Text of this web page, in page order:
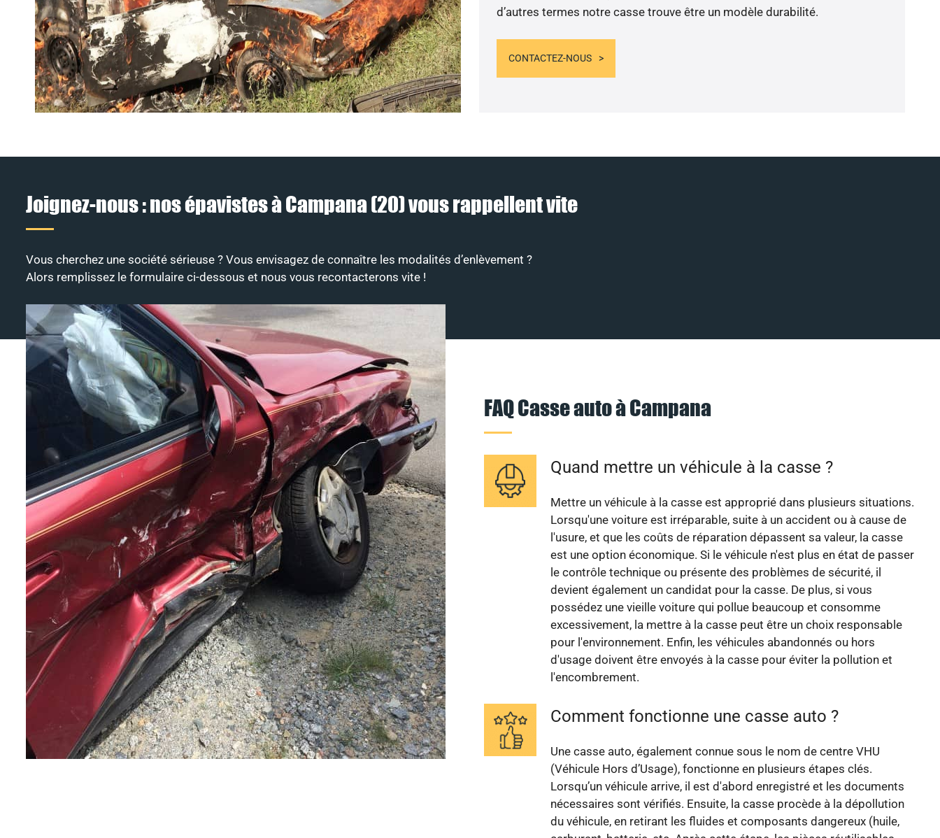
d’autres termes notre casse trouve être un modèle durabilité.
CONTACTEZ-NOUS
Joignez-nous : nos épavistes à Campana (20) vous rappellent vite
Vous cherchez une société sérieuse ? Vous envisagez de connaître les modalités d’enlèvement ?
Alors remplissez le formulaire ci-dessous et nous vous recontacterons vite !
FAQ Casse auto à Campana
Quand mettre un véhicule à la casse ?
Mettre un véhicule à la casse est approprié dans plusieurs situations.
Lorsqu'une voiture est irréparable, suite à un accident ou à cause de
l'usure, et que les coûts de réparation dépassent sa valeur, la casse
est une option économique. Si le véhicule n'est plus en état de passer
le contrôle technique ou présente des problèmes de sécurité, il
devient également un candidat pour la casse. De plus, si vous
possédez une vieille voiture qui pollue beaucoup et consomme
excessivement, la mettre à la casse peut être un choix responsable
pour l'environnement. Enfin, les véhicules abandonnés ou hors
d'usage doivent être envoyés à la casse pour éviter la pollution et
l'encombrement.
Comment fonctionne une casse auto ?
Une casse auto, également connue sous le nom de centre VHU
(Véhicule Hors d’Usage), fonctionne en plusieurs étapes clés.
Lorsqu’un véhicule arrive, il est d'abord enregistré et les documents
nécessaires sont vérifiés. Ensuite, la casse procède à la dépollution
du véhicule, en retirant les fluides et composants dangereux (huile,